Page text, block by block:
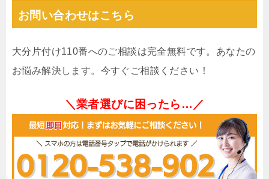
お問い合わせはこちら
大分片付け110番へのご相談は完全無料です。あなたの
お悩み解決します。今すぐご相談ください！
＼業者選びに困ったら…／